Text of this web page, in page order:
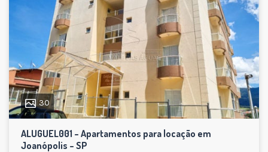
30
ALUGUEL001 – Apartamentos para locação em
Joanópolis – SP